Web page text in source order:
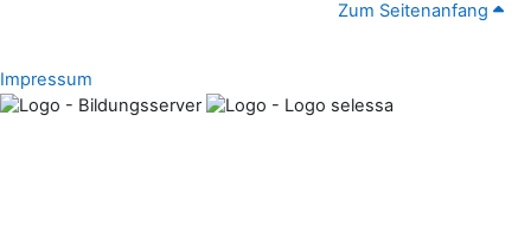
Zum Seitenanfang
Impressum